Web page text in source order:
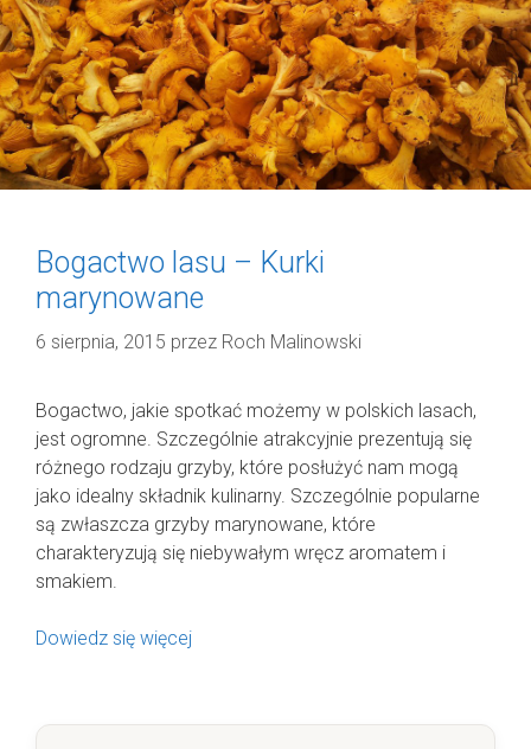
Bogactwo lasu – Kurki
marynowane
6 sierpnia, 2015 przez Roch Malinowski
Bogactwo, jakie spotkać możemy w polskich lasach,
jest ogromne. Szczególnie atrakcyjnie prezentują się
różnego rodzaju grzyby, które posłużyć nam mogą
jako idealny składnik kulinarny. Szczególnie popularne
są zwłaszcza grzyby marynowane, które
charakteryzują się niebywałym wręcz aromatem i
smakiem.
Dowiedz się więcej